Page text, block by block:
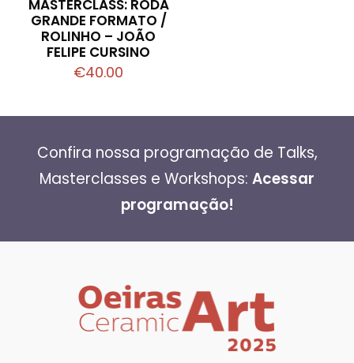
MASTERCLASS: RODA
GRANDE FORMATO /
ROLINHO – JOÃO
FELIPE CURSINO
€40.00
Confira nossa programação de Talks,
Masterclasses e Workshops: Acessar
programação!